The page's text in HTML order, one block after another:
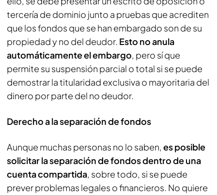
tercería de dominio junto a pruebas que acrediten
que los fondos que se han embargado son de su
propiedad y no del deudor. Esto no anula
automáticamente el embargo, pero sí que
permite su suspensión parcial o total si se puede
demostrar la titularidad exclusiva o mayoritaria del
dinero por parte del no deudor.
Derecho a la separación de fondos
Aunque muchas personas no lo saben, es posible
solicitar la separación de fondos dentro de una
cuenta compartida, sobre todo, si se puede
prever problemas legales o financieros. No quiere